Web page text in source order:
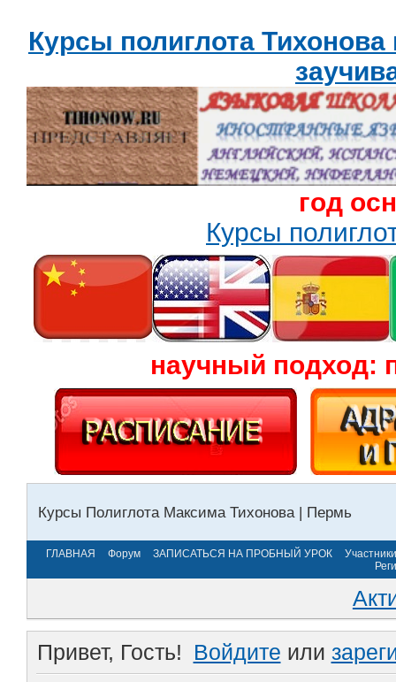
Курсы полиглота
год
Курсы
научный подход:
Курсы Полиглота Максима Тихонова | Пермь
ГЛАВНАЯ Форум ЗАПИСАТЬСЯ НА ПРОБНЫЙ УРОК
Участники
Привет, Гость! Войдите или